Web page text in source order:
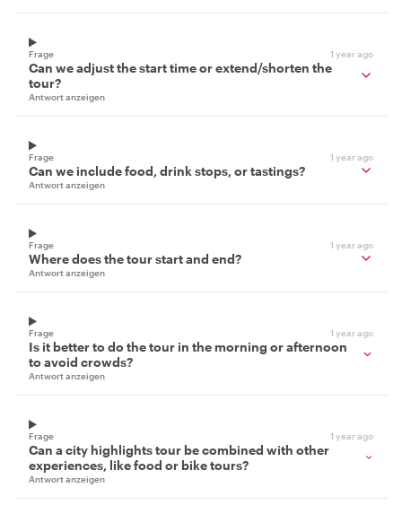
Frage 1 year ago
Can we adjust the start time or extend/shorten the
tour?
Antwort anzeigen
Frage 1 year ago
Can we include food, drink stops, or tastings?
Antwort anzeigen
Frage 1 year ago
Where does the tour start and end?
Antwort anzeigen
Frage 1 year ago
Is it better to do the tour in the morning or afternoon
to avoid crowds?
Antwort anzeigen
Frage 1 year ago
Can a city highlights tour be combined with other
experiences, like food or bike tours?
Antwort anzeigen